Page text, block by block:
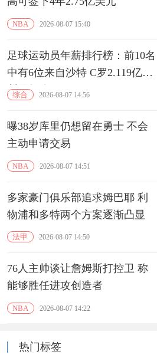
NBA 2026-08-07 15:40
足球运动员年薪排行榜：前10名
中有6位来自沙特 C罗2.119亿镑
断层领跑‌
综合 2026-08-07 14:56
曝38岁库里仍想留在勇士 不会
主动申请交易
NBA 2026-08-07 14:51
多家豪门俱乐部追求姆巴耶 利
物浦和多特两个方案逐渐凸显
法甲 2026-08-07 14:50
76人主帅谈让詹姆斯打控卫 称
能够胜任进攻创造者
NBA 2026-08-07 14:22
热门标签